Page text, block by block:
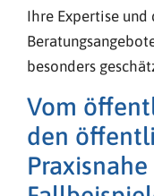
Ihre Expertise
besonders
Vom
den